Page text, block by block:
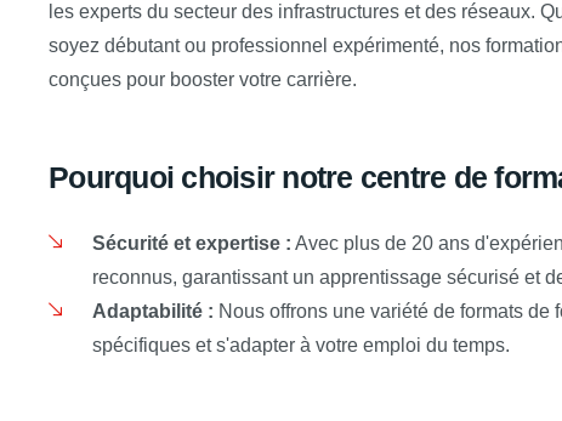
les experts du secteur des infrastructures et des réseaux.
soyez débutant ou professionnel expérimenté, nos
conçues pour booster votre carrière.
Pourquoi choisir notre centre de
Sécurité et expertise : Avec plus de 20 ans
reconnus, garantissant un apprentissage sécurisé et
Adaptabilité : Nous offrons une variété de formats
spécifiques et s'adapter à votre emploi du temps.